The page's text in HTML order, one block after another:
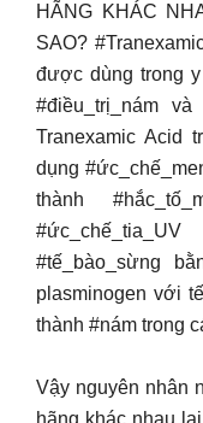
HÃNG KHÁC
SAO?
được dùng trong
#điều_trị_nám
Tranexamic Acid
dụng
thành
#tế_bào_sừng
plasminogen với
thành #nám trong
Vậy nguyên nhân
hãng khác nhau